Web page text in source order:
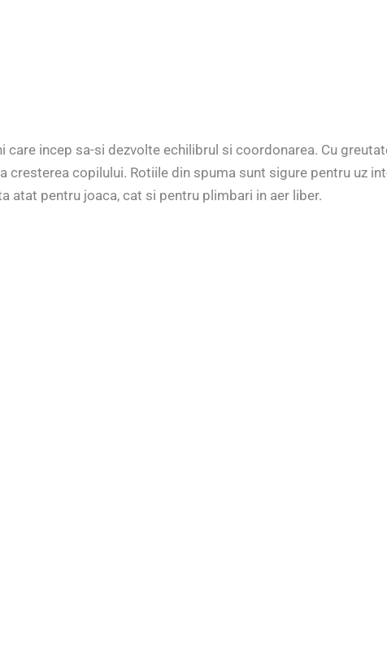
incep sa-si dezvolte echilibrul si coordonarea. Cu
copilului. Rotiile din spuma sunt sigure pentru uz
atat pentru joaca, cat si pentru plimbari in aer liber.